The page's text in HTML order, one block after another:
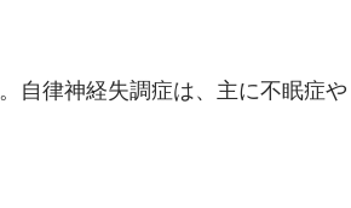
自律神経失調症は、主に不眠症や